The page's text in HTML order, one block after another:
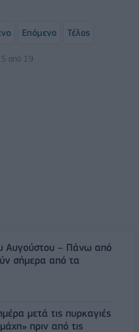
Επόμενο Τέλος
από 19
Αυγούστου – Πάνω από
σήμερα από τα
μετά τις πυρκαγιές
πριν από τις